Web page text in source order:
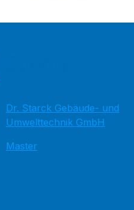
Dr. Starck Gebäude- und
Umwelttechnik GmbH
Master